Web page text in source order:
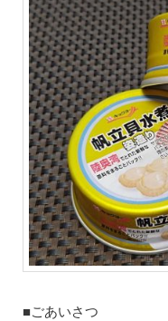
ン
テ
ン
ツ
へ
移
テ
ン
ツ
へ
移
動
■ごあいさつ